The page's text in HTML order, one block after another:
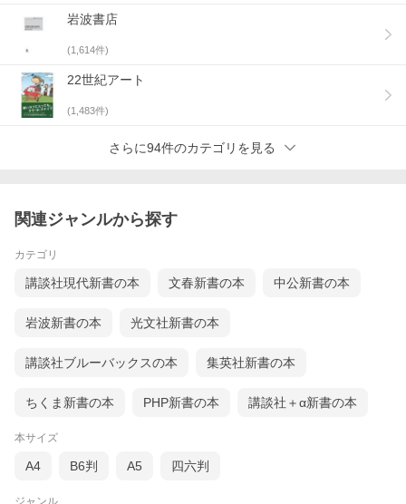
岩波書店
(1,614件)
22世紀アート
(1,483件)
さらに94件のカテゴリを見る
関連ジャンルから探す
カテゴリ
講談社現代新書の本 文春新書の本 中公新書の本
岩波新書の本 光文社新書の本
講談社ブルーバックスの本 集英社新書の本
ちくま新書の本 PHP新書の本 講談社＋α新書の本
本サイズ
A4 B6判 A5 四六判